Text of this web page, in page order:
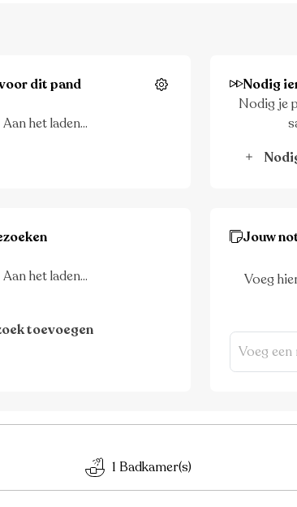
dit pand Instellingen
laden...
Aan het laden...
Nodig
Nodig je
laden...
Aan het laden...
toevoegen
Jouw
Voeg
1 Badkamer(s)